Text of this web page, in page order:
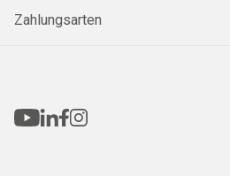
Zahlungsarten